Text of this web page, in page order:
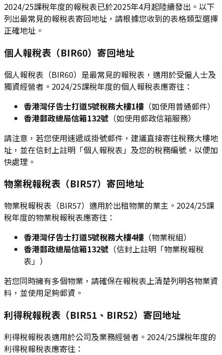
2024/25課稅年度的報稅表已於2025年4月起陸續發出。以下
列出最常見的報稅表寄回地址，請根據您收到的表格類型選擇
正確地址。
個人報稅表（BIR60）寄回地址
個人報稅表（BIR60）是最常見的報稅表，適用於受僱人士及
獨資經營者。2024/25課稅年度的個人報稅表應寄往：
香港灣仔告士打道5號稅務大樓1樓 （如使用普通郵件）
香港郵政總局信箱132號 （如使用郵政信箱服務）
請注意，若您使用速遞或掛號郵件，建議直接寄往稅務大樓地
址，並在信封上註明「個人報稅表」及您的稅務編號，以便加
快處理。
物業稅報稅表（BIR57）寄回地址
物業稅報稅表（BIR57）適用於出租物業的業主。2024/25課
稅年度的物業稅報稅表應寄往：
香港灣仔告士打道5號稅務大樓4樓 （物業稅組）
香港郵政總局信箱132號 （信封上註明「物業稅報稅
表」）
若您同時擁有多個物業，請確保在報稅表上清楚列明各物業資
料，並使用足夠郵資。
利得稅報稅表（BIR51、BIR52）寄回地址
利得稅報稅表適用於公司及業務經營者。2024/25課稅年度的
利得稅報稅表應寄往：